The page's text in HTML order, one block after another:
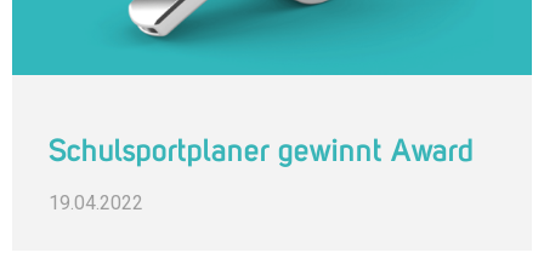
Schulsportplaner gewinnt Award
19.04.2022